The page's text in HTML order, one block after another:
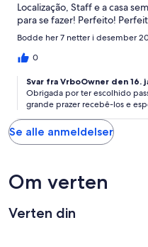
Localização, Staff e a casa
para se fazer! Perfeito!
Bodde her 7 netter i desember
0
Svar fra VrboOwner den 16.
Obrigada por ter escolhido
grande prazer recebê-los e
Se alle anmeldelser
Om verten
Verten din